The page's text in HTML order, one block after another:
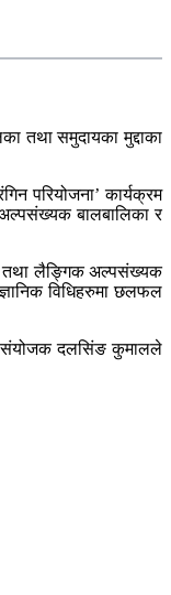
तथा समुदायका मुद्दाका
परियोजना’ कार्यक्रम
बालबालिका र
तथा लैङ्गिक अल्पसंख्यक
विधिहरुमा छलफल
संयोजक दलसिंङ कुमालले